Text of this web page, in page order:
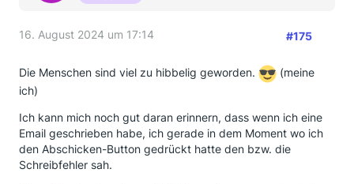
16. August 2024 um 17:14 #175
Die Menschen sind viel zu hibbelig geworden.
(meine
ich)
Ich kann mich noch gut daran erinnern, dass wenn ich eine
Email geschrieben habe, ich gerade in dem Moment wo ich
den Abschicken-Button gedrückt hatte den bzw. die
Schreibfehler sah.